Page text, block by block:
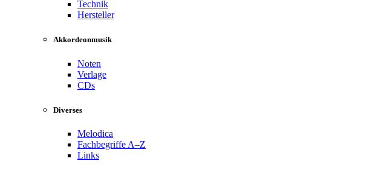
Technik
Hersteller
Akkordeonmusik
Noten
Verlage
CDs
Diverses
Melodica
Fachbegriffe A–Z
Links